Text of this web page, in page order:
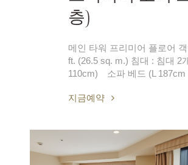
층)
메인 타워 프리미어 플로어
ft. (26.5 sq. m.) 침대 : 침대 2
110cm) 소파 베드 (L
지금예약